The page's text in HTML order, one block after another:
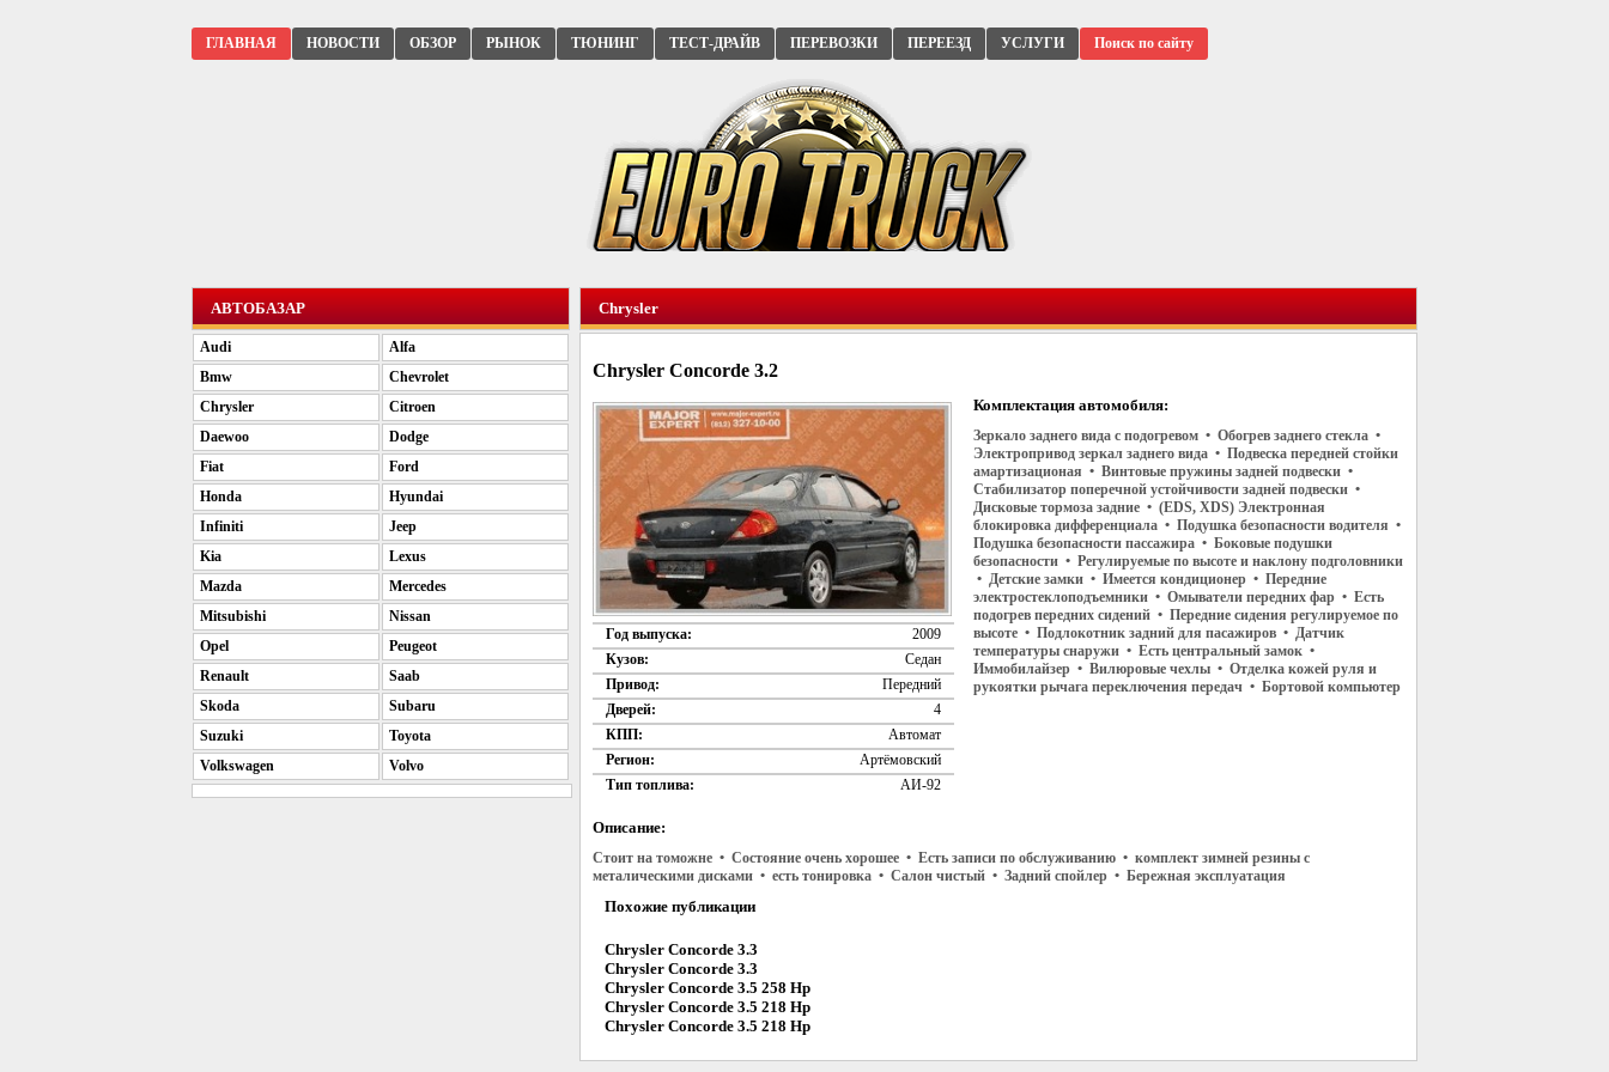
ГЛАВНАЯ НОВОСТИ ОБЗОР РЫНОК ТЮНИНГ ТЕСТ-ДРАЙВ ПЕРЕВОЗКИ ПЕРЕЕЗД УСЛУГИ Поиск по сайту
Chrysler
Chrysler Concorde 3.2
Год выпуска:
2009
Кузов:
Седан
Привод:
Передний
Дверей:
4
КПП:
Автомат
Регион:
Артёмовский
Тип топлива:
АИ-92
Комплектация автомобиля:
Зеркало заднего вида с подогревом • Обогрев заднего стекла •
Электропривод зеркал заднего вида • Подвеска передней стойки
амартизационая • Винтовые пружины задней подвески •
Стабилизатор поперечной устойчивости задней подвески •
Дисковые тормоза задние • (EDS, XDS) Электронная
блокировка дифференциала • Подушка безопасности водителя •
Подушка безопасности пассажира • Боковые подушки
безопасности • Регулируемые по высоте и наклону подголовники
• Детские замки • Имеется кондиционер • Передние
электростеклоподъемники • Омыватели передних фар • Есть
подогрев передних сидений • Передние сидения регулируемое по
высоте • Подлокотник задний для пасажиров • Датчик
температуры снаружи • Есть центральный замок •
Иммобилайзер • Вилюровые чехлы • Отделка кожей руля и
рукоятки рычага переключения передач • Бортовой компьютер
Описание:
Стоит на томожне • Состояние очень хорошее • Есть записи по обслуживанию • комплект зимней резины с
металическими дисками • есть тонировка • Салон чистый • Задний спойлер • Бережная эксплуатация
Похожие публикации
Chrysler Concorde 3.3
Chrysler Concorde 3.3
Chrysler Concorde 3.5 258 Hp
Chrysler Concorde 3.5 218 Hp
Chrysler Concorde 3.5 218 Hp
АВТОБАЗАР
Audi
Alfa
Bmw
Chevrolet
Chrysler
Citroen
Daewoo
Dodge
Fiat
Ford
Honda
Hyundai
Infiniti
Jeep
Kia
Lexus
Mazda
Mercedes
Mitsubishi
Nissan
Opel
Peugeot
Renault
Saab
Skoda
Subaru
Suzuki
Toyota
Volkswagen
Volvo